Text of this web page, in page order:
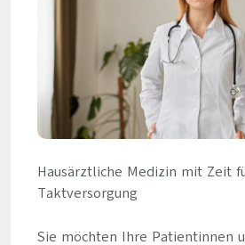
Hausärztliche Medizin mit Zeit
Taktversorgung
Sie möchten Ihre Patientinnen